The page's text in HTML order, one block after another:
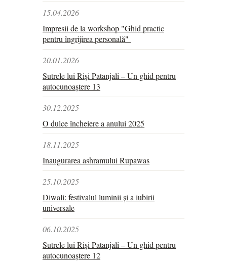
15.04.2026
Impresii de la workshop "Ghid practic
pentru îngrijirea personală"
20.01.2026
Sutrele lui Riși Patanjali – Un ghid pentru
autocunoaștere 13
30.12.2025
O dulce încheiere a anului 2025
18.11.2025
Inaugurarea ashramului Rupawas
25.10.2025
Diwali: festivalul luminii și a iubirii
universale
06.10.2025
Sutrele lui Riși Patanjali – Un ghid pentru
autocunoaștere 12